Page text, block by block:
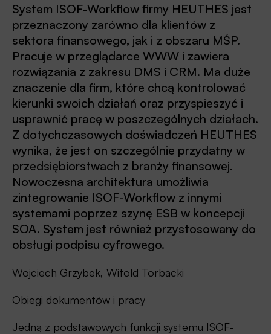
System ISOF-Workflow firmy HEUTHES jest
przeznaczony zarówno dla klientów z
sektora finansowego, jak i z obszaru MŚP.
Pracuje w przeglądarce WWW i zawiera
rozwiązania z zakresu DMS i CRM. Ma duże
znaczenie dla firm, które chcą kontrolować
kierunki swoich działań oraz przyspieszyć i
usprawnić pracę w poszczególnych działach.
Z dotychczasowych doświadczeń HEUTHES
wynika, że jest on szczególnie przydatny w
przedsiębiorstwach z branży finansowej.
Nowoczesna architektura umożliwia
zintegrowanie ISOF-Workflow z innymi
systemami poprzez szynę ESB w koncepcji
SOA. System jest również przystosowany do
obsługi podpisu cyfrowego.
Wojciech Grzybek, Witold Torbacki
Obiegi dokumentów i pracy
Jedną z podstawowych funkcji systemu ISOF-